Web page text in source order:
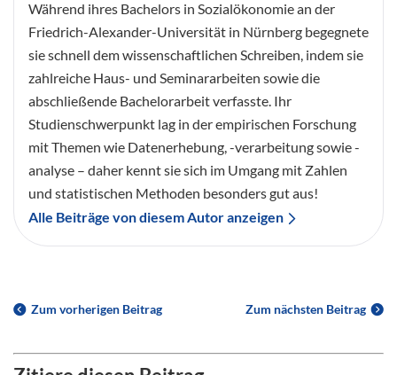
Während ihres Bachelors in Sozialökonomie an der
Friedrich-Alexander-Universität in Nürnberg begegnete
sie schnell dem wissenschaftlichen Schreiben, indem sie
zahlreiche Haus- und Seminararbeiten sowie die
abschließende Bachelorarbeit verfasste. Ihr
Studienschwerpunkt lag in der empirischen Forschung
mit Themen wie Datenerhebung, -verarbeitung sowie -
analyse – daher kennt sie sich im Umgang mit Zahlen
und statistischen Methoden besonders gut aus!
Alle Beiträge von diesem Autor anzeigen
Zum vorherigen Beitrag Zum nächsten Beitrag